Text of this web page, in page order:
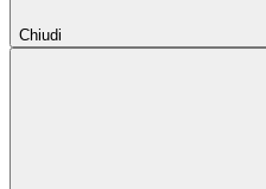
Chiudi